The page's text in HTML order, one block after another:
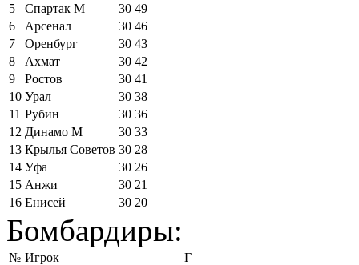
5
Спартак М 30 49
6
Арсенал 30 46
7
Оренбург 30 43
8
Ахмат 30 42
9
Ростов 30 41
10 Урал 30 38
11 Рубин 30 36
12 Динамо М 30 33
13 Крылья Советов 30 28
14 Уфа 30 26
15 Анжи 30 21
16 Енисей 30 20
Бомбардиры:
№ Игрок
Г